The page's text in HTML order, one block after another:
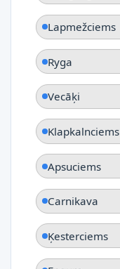
Lapmežciems
Ryga
Vecāķi
Klapkalnciems
Apsuciems
Carnikava
Ķesterciems